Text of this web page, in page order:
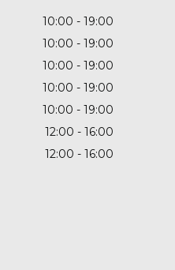
10:00
19:00
10:00
19:00
10:00
19:00
10:00
19:00
10:00
19:00
12:00
16:00
12:00 16:00